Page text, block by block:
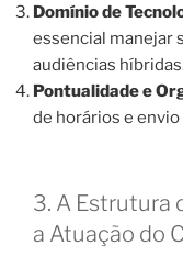
Domínio de
essencial manejar
audiências
Pontualidade e
de horários e
3. A Estrutura
a Atuação do